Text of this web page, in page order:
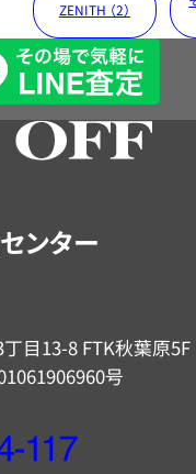
ZENITH （2）
ンター
目13-8 FTK秋葉原5F
号